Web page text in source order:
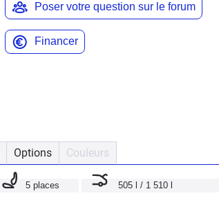
Poser votre question sur le forum
Financer
Options Couleurs
5 places 505 l / 1 510 l